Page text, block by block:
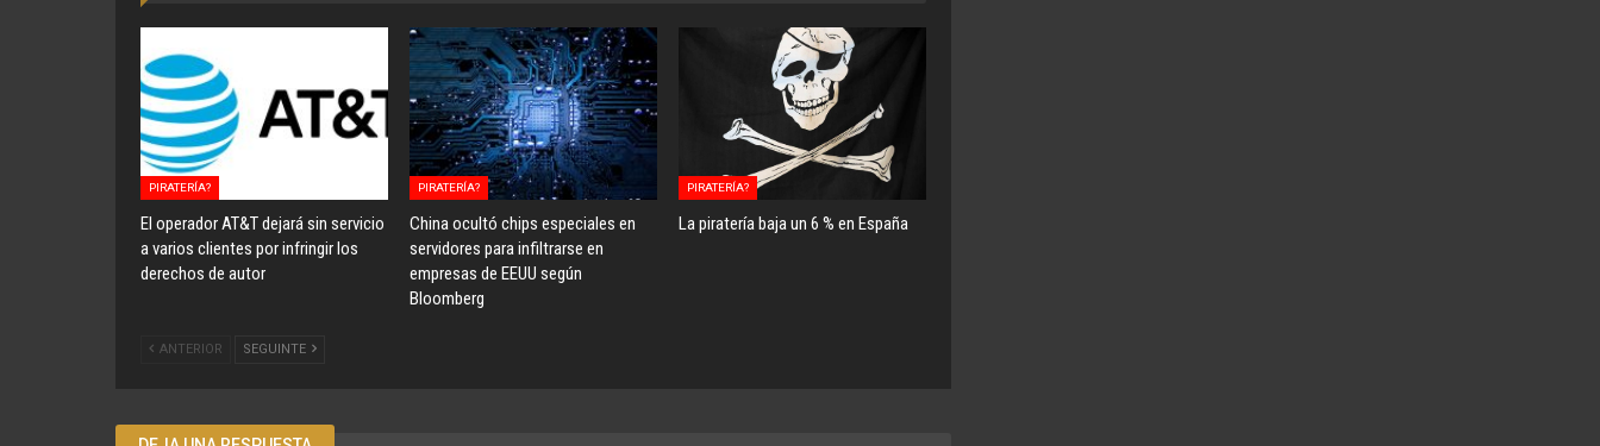
PIRATERÍA?
El operador AT&T dejará sin servicio
a varios clientes por infringir los
derechos de autor
PIRATERÍA?
China ocultó chips especiales en
servidores para infiltrarse en
empresas de EEUU según
Bloomberg
PIRATERÍA?
La piratería baja un 6 % en España
ANTERIOR SEGUINTE